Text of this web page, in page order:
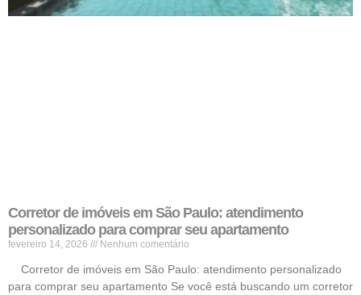
Corretor de imóveis em São Paulo: atendimento
personalizado para comprar seu apartamento
fevereiro 14, 2026 Nenhum comentário
Corretor de imóveis em São Paulo: atendimento personalizado
para comprar seu apartamento Se você está buscando um corretor